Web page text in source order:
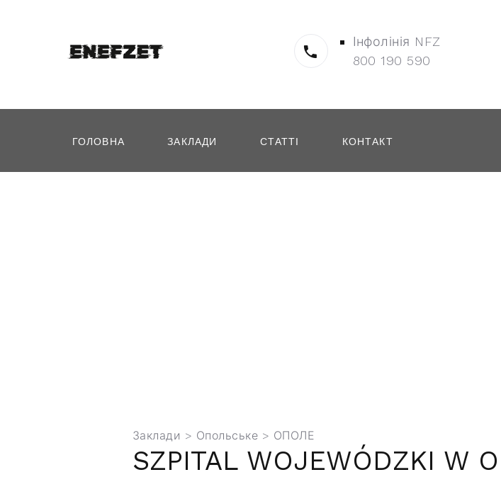
Інфолінія NFZ
800 190 590
ГОЛОВНА ЗАКЛАДИ СТАТТІ КОНТАКТ
Заклади > Опольське > ОПОЛЕ
SZPITAL WOJEWÓDZKI W